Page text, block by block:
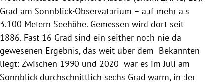
Grad am Sonnblick-Observatorium – auf mehr als
3.100 Metern Seehöhe. Gemessen wird dort seit
1886. Fast 16 Grad sind ein seither noch nie da
gewesenen Ergebnis, das weit über dem Bekannten
liegt: Zwischen 1990 und 2020 war es im Juli am
Sonnblick durchschnittlich sechs Grad warm, in der